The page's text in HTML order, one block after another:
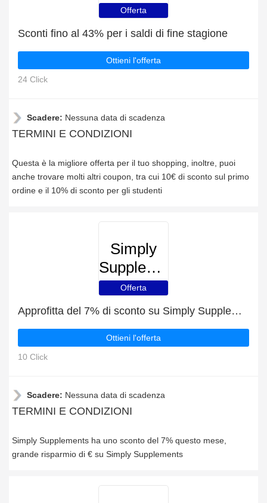
Offerta
Sconti fino al 43% per i saldi di fine stagione
Ottieni l'offerta
24 Click
Scadere: Nessuna data di scadenza
TERMINI E CONDIZIONI
Questa è la migliore offerta per il tuo shopping, inoltre, puoi
anche trovare molti altri coupon, tra cui 10€ di sconto sul primo
ordine e il 10% di sconto per gli studenti
Simply
Supplements
Offerta
Approfitta del 7% di sconto su Simply Supplements
Ottieni l'offerta
10 Click
Scadere: Nessuna data di scadenza
TERMINI E CONDIZIONI
Simply Supplements ha uno sconto del 7% questo mese,
grande risparmio di € su Simply Supplements